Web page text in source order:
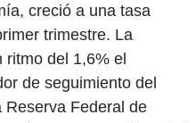
creció a una tasa
trimestre. La
ritmo del 1,6% el
de seguimiento del
Reserva Federal de